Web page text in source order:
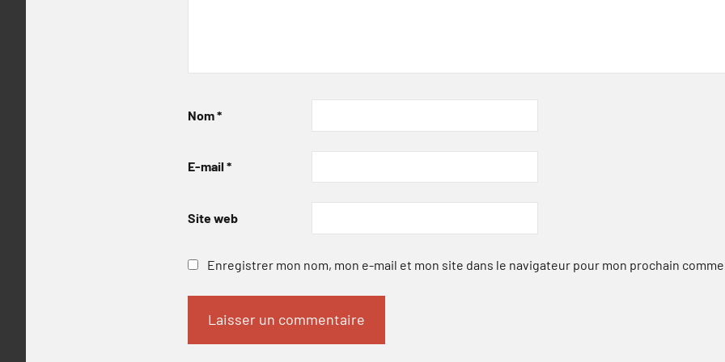
Nom*
E-mail *
Site web
Enregistrer mon nom, mon e-mail et mon site dans le navigateur pour mon prochain